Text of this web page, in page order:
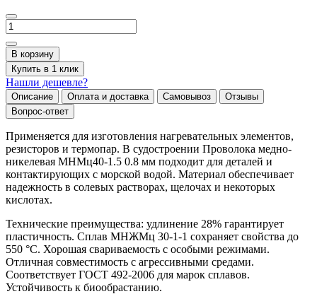
В корзину
Купить в 1 клик
Нашли дешевле?
Описание Оплата и доставка Самовывоз
Отзывы
Вопрос-ответ
Применяется для изготовления нагревательных элементов,
резисторов и термопар. В судостроении Проволока медно-
никелевая МНМц40-1.5 0.8 мм подходит для деталей и
контактирующих с морской водой. Материал обеспечивает
надежность в солевых растворах, щелочах и некоторых
кислотах.
Технические преимущества: удлинение 28% гарантирует
пластичность. Сплав МНЖМц 30-1-1 сохраняет свойства до
550 °C. Хорошая свариваемость с особыми режимами.
Отличная совместимость с агрессивными средами.
Соответствует ГОСТ 492-2006 для марок сплавов.
Устойчивость к биообрастанию.